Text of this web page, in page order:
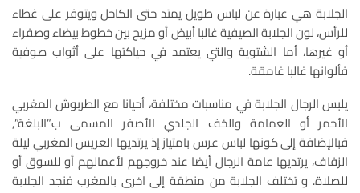
الجلابة هي عبارة عن لباس طويل يمتد حتى الكاحل ويتوفر على غطاء
للرأس، لون الجلابة الصيفية غالبا أبيض أو مزيج بين خطوط بيضاء وصفراء
أو غيرها، أما الشتوية والتي يعتمد في حياكتها على أثواب صوفية
فألوانها غالبا غامقة.
يلبس الرجال الجلابة في مناسبات مختلفة، أحيانا مع الطربوش المغربي
الأحمر أو العمامة والخف الجلدي الأصفر المسمى ب”البلغة”,
فبالإضافة إلى كونها لباس عرس بامتياز إذ يرتديها العريس المغربي ليلة
الزفاف، يرتديها عامة الرجال أيضا عند خروجهم لأعمالهم أو للسوق أو
للصلاة. و تختلف الجلابة من منطقة إلى اخرى بالمغرب فنجد الجلابة